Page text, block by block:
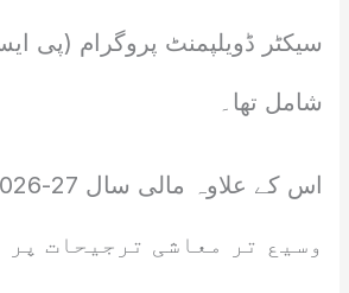
سیکٹر ڈویلپمنٹ پروگرام (پی
شامل تھا۔
وسیع تر معاشی ترجیحات پر